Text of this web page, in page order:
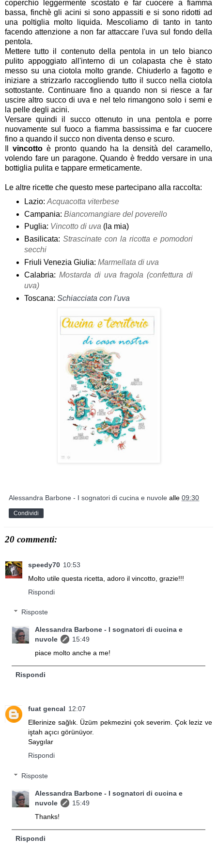
coperchio leggermente scostato e far cuocere a fiamma
bassa, finchè gli acini si sono appassiti e si sono ridotti ad
una poltiglia molto liquida. Mescoliamo di tanto in tanto
facendo attenzione a non far attaccare l'uva sul fondo della
pentola.
Mettere tutto il contenuto della pentola in un telo bianco
pulito appoggiato all'interno di un colapasta che è stato
messo su una ciotola molto grande. Chiuderlo a fagotto e
iniziare a strizzarlo raccogliendo tutto il succo nella ciotola
sottostante. Continuare fino a quando non si riesce a far
uscire altro succo di uva e nel telo rimangono solo i semi e
la pelle degli acini.
Versare quindi il succo ottenuto in una pentola e porre
nuovamente sul fuoco a fiamma bassissima e far cuocere
fino a quando il succo non diventa denso e scuro.
vincottoè pronto quando ha la densità del caramello,
volendo fare un paragone. Quando è freddo versare in una
bottiglia pulita e tappare ermeticamente.
Le altre ricette che questo mese partecipano alla raccolta:
Lazio: Acquacotta viterbese
Campania: Biancomangiare del poverello
Puglia: Vincotto di uva(la mia)
Basilicata: Strascinate con la ricotta e pomodori
secchi
Friuli Venezia Giulia: Marmellata di uva
Calabria: Mostarda di uva fragola (confettura di
uva)
Toscana: Schiacciata con l'uva
Alessandra Barbone - I sognatori di cucina e nuvole alle 09:30
Condividi
20 commenti:
speedy70 10:53
Molto utile questa ricetta, adoro il vincotto, grazie!!!
Rispondi
Risposte
Alessandra Barbone - I sognatori di cucina e
nuvole
15:49
piace molto anche a me!
Rispondi
fuat gencal 12:07
Ellerinize sağlık. Üzüm pekmezini çok severim. Çok leziz ve
iştah açıcı görünüyor.
Saygılar
Rispondi
Risposte
Alessandra Barbone - I sognatori di cucina e
nuvole
15:49
Thanks!
Rispondi